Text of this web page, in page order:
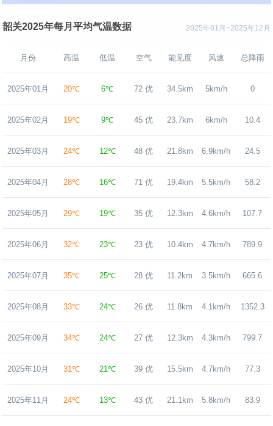
2025年01月~2025年12月
韶关2025年每月平均气温数据
月份 高温 低温 空气 能见度 风速 总降雨
2025年01月 20℃ 6℃ 72 优 34.5km 5km/h 0
2025年02月 19℃ 9℃ 45 优 23.7km 6km/h 10.4
2025年03月 24℃ 12℃ 48 优 21.8km 6.9km/h 24.5
2025年04月 28℃ 16℃ 71 优 19.4km 5.5km/h 58.2
2025年05月 29℃ 19℃ 35 优 12.3km 4.6km/h 107.7
2025年06月 32℃ 23℃ 23 优 10.4km 4.7km/h 789.9
2025年07月 35℃ 25℃ 28 优 11.2km 3.5km/h 665.6
2025年08月 33℃ 24℃ 26 优 11.8km 4.1km/h 1352.3
2025年09月 34℃ 24℃ 27 优 12.3km 4.3km/h 799.7
2025年10月 31℃ 21℃ 39 优 15.5km 4.7km/h 77.3
2025年11月 24℃ 13℃ 43 优 21.1km 5.8km/h 83.9